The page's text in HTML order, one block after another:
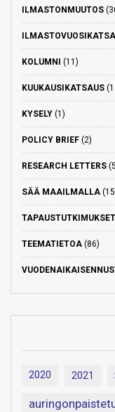
ILMASTONMUUTOS
KOLUMNI (11)
KUUKAUSIKATSAUS
KYSELY (1)
POLICY BRIEF (2)
RESEARCH LETTERS
SÄÄ MAAILMALLA
TAPAUSTUTKIMUKSET
TEEMATIETOA (86)
2020 2021